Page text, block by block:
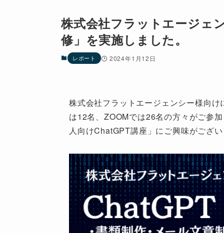
株式会社フラットエージェ
修」を実施しました。
レポート 2024年1月12日
株式会社フラットエージェンシー様向
は12名、ZOOMでは26名の方々がご参
人向けChatGPT講座」にご興味がござ